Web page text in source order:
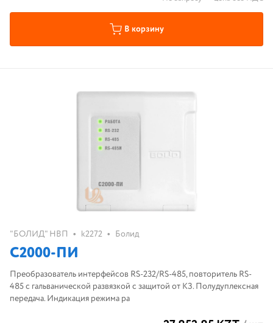
В корзину
"БОЛИД" НВП • k2272 • Болид
С2000-ПИ
Преобразователь интерфейсов RS-232/RS-485, повторитель RS-
485 с гальванической развязкой с защитой от КЗ. Полудуплексная
передача. Индикация режима ра